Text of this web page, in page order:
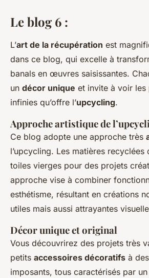
Le blog 6 :
L’art de la récupération est
dans ce blog, qui excelle à
banals en œuvres saisissantes.
un décor unique et invite à voir les
infinies qu’offre l’upcycling.
Approche artistique de
Ce blog adopte une approche très
l’upcycling. Les matières recyclées
toiles vierges pour des projets
approche vise à combiner
esthétisme, résultant en créations
utiles mais aussi attrayantes
Décor unique et original
Vous découvrirez des projets très
petits accessoires décoratifs à
imposants, tous caractérisés par un